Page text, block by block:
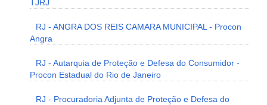
TJRJ
RJ - ANGRA DOS REIS CAMARA MUNICIPAL - Procon
Angra
RJ - Autarquia de Proteção e Defesa do Consumidor -
Procon Estadual do Rio de Janeiro
RJ - Procuradoria Adjunta de Proteção e Defesa do